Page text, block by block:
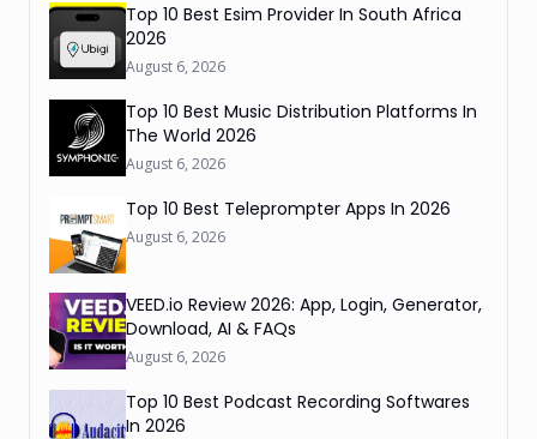
Top 10 Best Esim Provider In South Africa
2026
August 6, 2026
Top 10 Best Music Distribution Platforms In
The World 2026
August 6, 2026
Top 10 Best Teleprompter Apps In 2026
August 6, 2026
VEED.io Review 2026: App, Login, Generator,
Download, AI & FAQs
August 6, 2026
Top 10 Best Podcast Recording Softwares
In 2026